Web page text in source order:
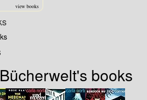
view books
books